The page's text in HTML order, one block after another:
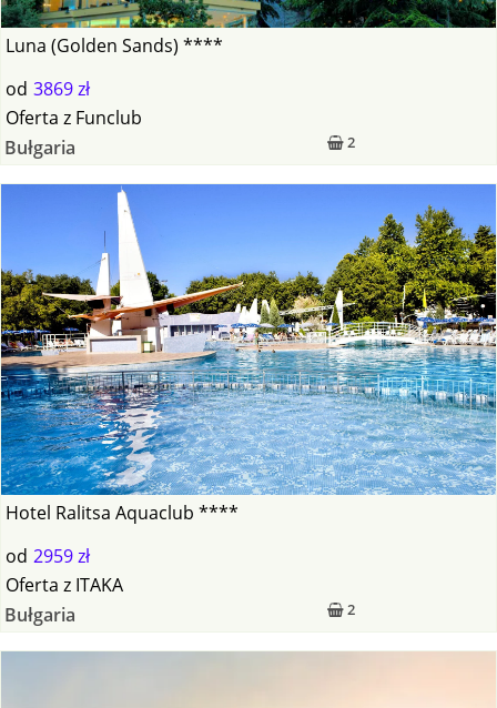
Luna (Golden Sands) ****
od 3869 zł
2
Oferta z Funclub
Bułgaria
Hotel Ralitsa Aquaclub ****
od 2959 zł
2
Oferta z ITAKA
Bułgaria